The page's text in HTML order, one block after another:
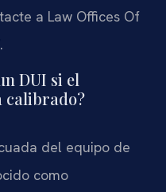
a Law Offices Of
DUI si el
calibrado?
del equipo de
como